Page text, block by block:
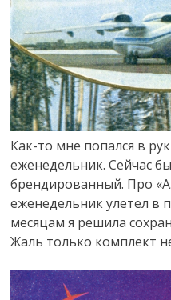
Как-то мне попался в
еженедельник. Сейчас
брендированный. Про
еженедельник улетел в
месяцам я решила
Жаль только комплект